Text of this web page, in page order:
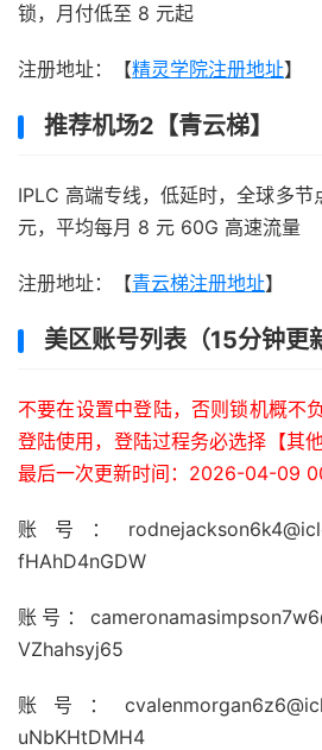
锁，月付低至 8 元起
注册地址：【精灵学院注册地址】
推荐机场2【青云梯】
IPLC 高端专线，低延时，全球多
元，平均每月 8 元 60G 高速流量
注册地址：【青云梯注册地址】
美区账号列表（15分钟更
不要在设置中登陆，否则锁机概不
登陆使用，登陆过程务必选择【其
最后一次更新时间：2026-04-09
账号：
fHAhD4nGDW
账号：
VZhahsyj65
账号：
uNbKHtDMH4